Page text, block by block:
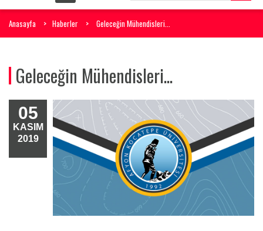
Anasayfa Haberler Geleceğin Mühendisleri...
Geleceğin Mühendisleri...
05
KASIM
2019